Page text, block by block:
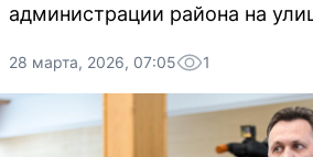
администрации района на
28 марта, 2026, 07:05 1